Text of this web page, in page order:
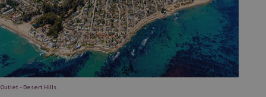
Outlet – Desert Hills